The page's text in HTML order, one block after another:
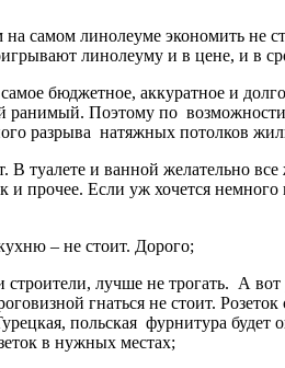
линолеуме экономить не
линолеуму и в цене, и в
бюджетное, аккуратное и
Поэтому по
разрыва натяжных потолков
туалете и ванной желательно
прочее. Если уж хочется
– не стоит. Дорого;
лучше не трогать. А
гнаться не стоит.
польская фурнитура
в нужных местах;